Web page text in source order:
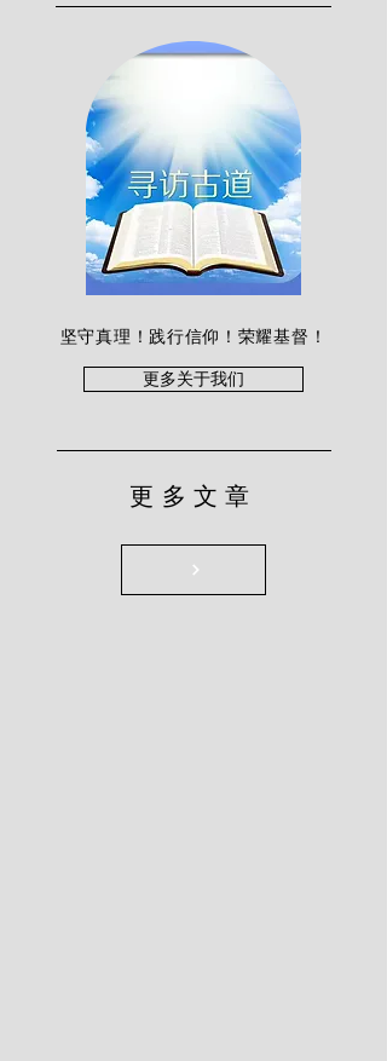
坚守真理！践行信仰！荣耀基督！
更多关于我们
更多文章